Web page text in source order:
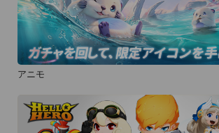
アニモ